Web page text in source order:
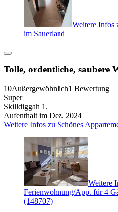
Weitere Infos
im Sauerland
Tolle, ordentliche, saubere
10Außergewöhnlich1 Bewertung
Super
Skilldiggah 1.
Aufenthalt im Dez. 2024
Weitere Infos zu Schönes
Weitere
Ferienwohnung/App. für 4
(148707)